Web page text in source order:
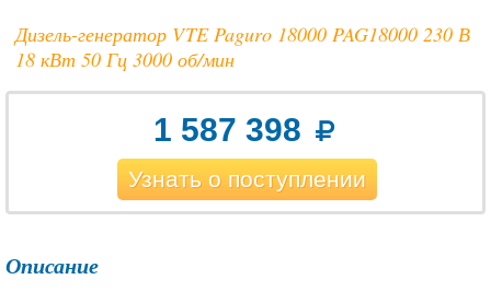
Дизель-генератор VTE Paguro 18000 PAG18000 230 В
18 кВт 50 Гц 3000 об/мин
1 587 398
Узнать о поступлении
Описание